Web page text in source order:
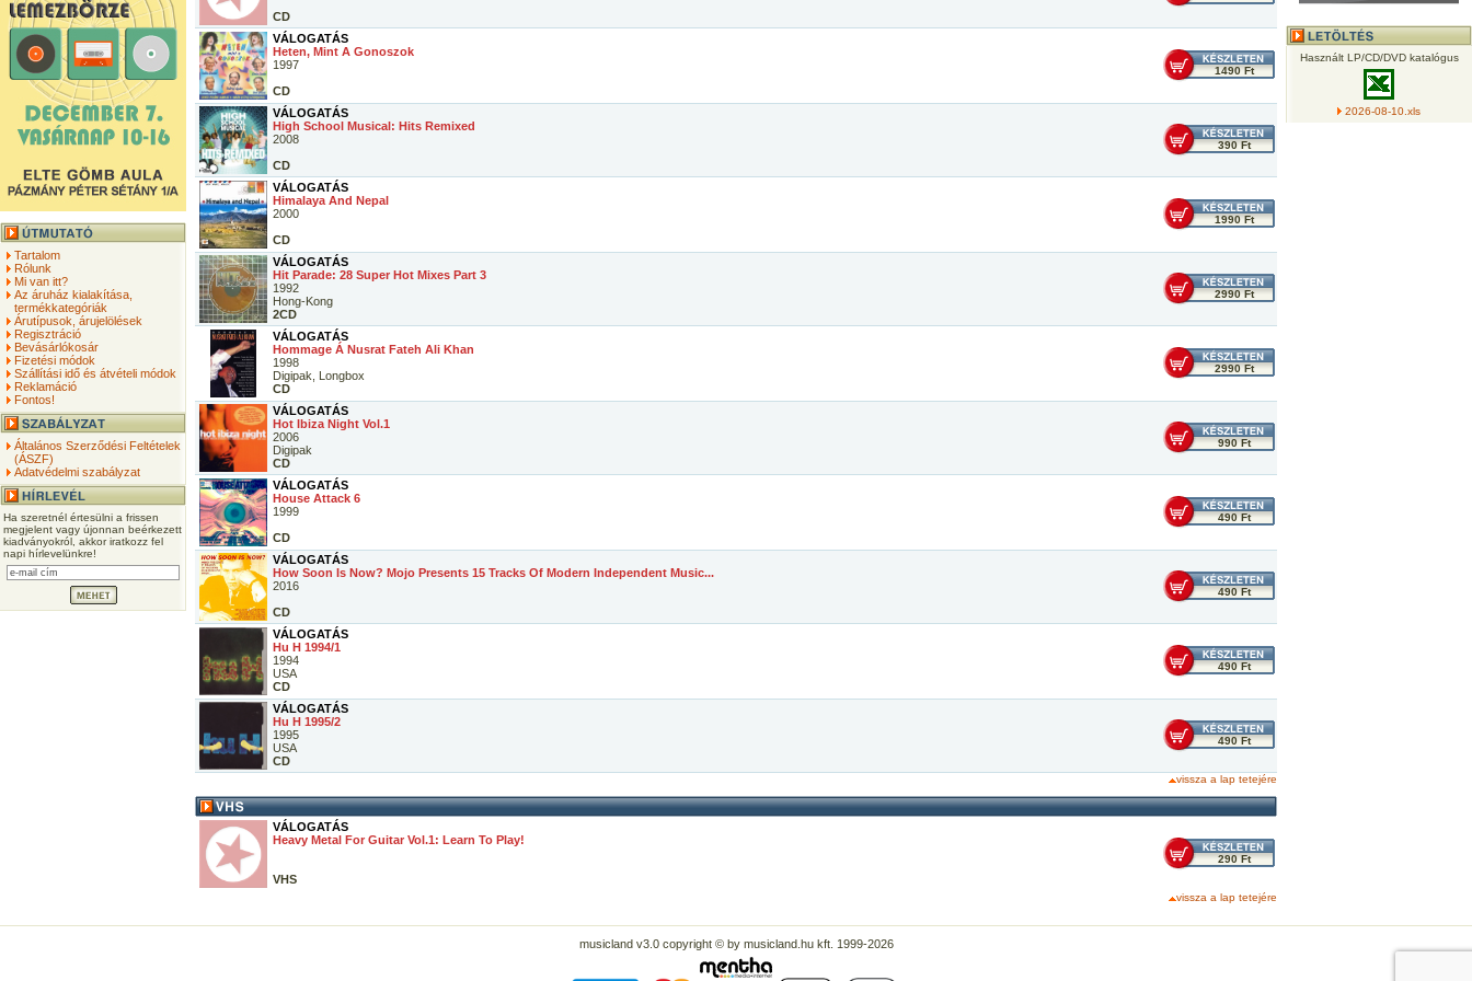
Tartalom
Rólunk
Mi van itt?
Az áruház kialakítása,
termékkategóriák
Árutípusok, árujelölések
Regisztráció
Bevásárlókosár
Fizetési módok
Szállítási idő és átvételi módok
Reklamáció
Fontos!
Általános Szerződési Feltételek
(ÁSZF)
Adatvédelmi szabályzat
Ha szeretnél értesülni a frissen
megjelent vagy újonnan beérkezett
kiadványokról, akkor iratkozz fel
napi hírlevelünkre!
CD
VÁLOGATÁS
Heten, Mint A Gonoszok
1997
CD
1490 Ft
VÁLOGATÁS
High School Musical: Hits Remixed
2008
CD
390 Ft
VÁLOGATÁS
Himalaya And Nepal
2000
CD
1990 Ft
VÁLOGATÁS
Hit Parade: 28 Super Hot Mixes Part 3
1992
Hong-Kong
2CD
2990 Ft
VÁLOGATÁS
Hommage Á Nusrat Fateh Ali Khan
1998
Digipak, Longbox
CD
2990 Ft
VÁLOGATÁS
Hot Ibiza Night Vol.1
2006
Digipak
CD
990 Ft
VÁLOGATÁS
House Attack 6
1999
CD
490 Ft
VÁLOGATÁS
How Soon Is Now? Mojo Presents 15 Tracks Of Modern Independent Music...
2016
CD
490 Ft
VÁLOGATÁS
Hu H 1994/1
1994
USA
CD
490 Ft
VÁLOGATÁS
Hu H 1995/2
1995
USA
CD
490 Ft
vissza a lap tetejére
VÁLOGATÁS
Heavy Metal For Guitar Vol.1: Learn To Play!
VHS
290 Ft
vissza a lap tetejére
Használt LP/CD/DVD katalógus
2026-08-10.xls
musicland v3.0 copyright © by musicland.hu kft. 1999-2026